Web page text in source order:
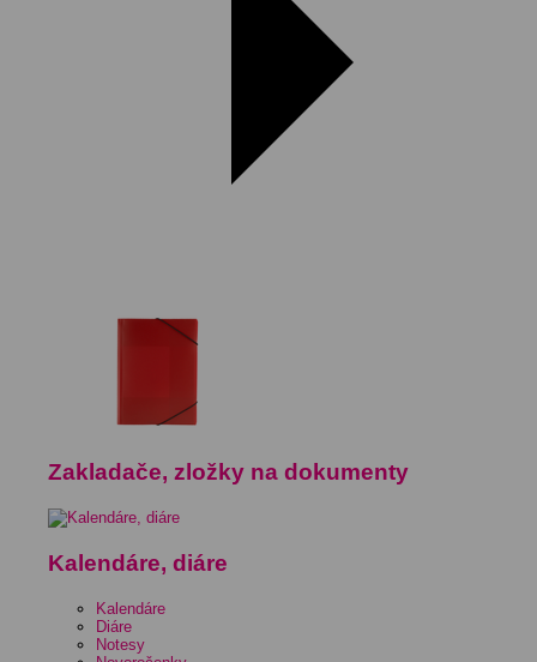
Zakladače, zložky na dokumenty
Kalendáre, diáre
Kalendáre
Diáre
Notesy